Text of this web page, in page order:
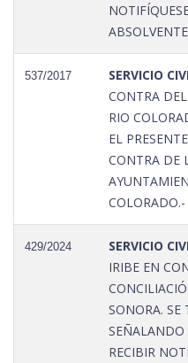
ABSOLVENTE
537/2017 SERVICIO
CONTRA
RIO
EL
CONTRA DE
429/2024 SERVICIO
IRIBE EN
SONORA. SE
RECIBIR